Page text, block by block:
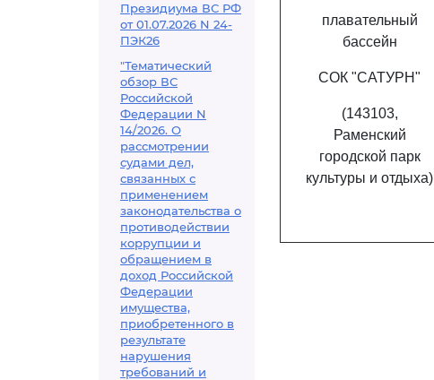
Президиума ВС РФ
от 01.07.2026 N 24-
ПЭК26
"Тематический
обзор ВС
Российской
Федерации N
14/2026. О
рассмотрении
судами дел,
связанных с
применением
законодательства о
противодействии
коррупции и
обращением в
доход Российской
Федерации
имущества,
приобретенного в
результате
нарушения
требований и
плавательный
бассейн
СОК "САТУРН"
(143103,
Раменский
городской парк
культуры и отдыха)